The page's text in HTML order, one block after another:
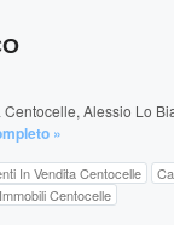
Alessio Lo
»
In Vendita Centocelle
Centocelle